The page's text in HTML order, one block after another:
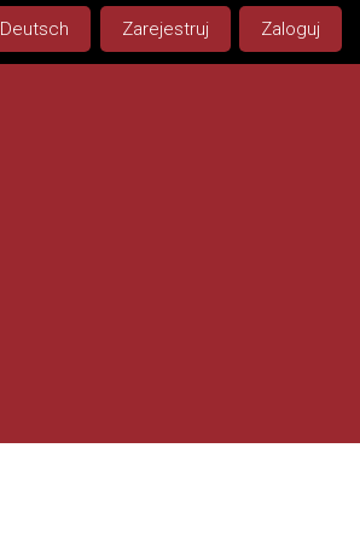
Deutsch Zarejestruj Zaloguj